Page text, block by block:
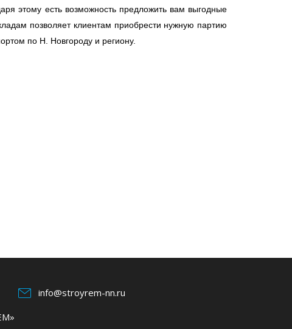
этому есть возможность предложить вам выгодные
позволяет клиентам приобрести нужную партию
по Н. Новгороду и региону.
info@stroyrem-nn.ru